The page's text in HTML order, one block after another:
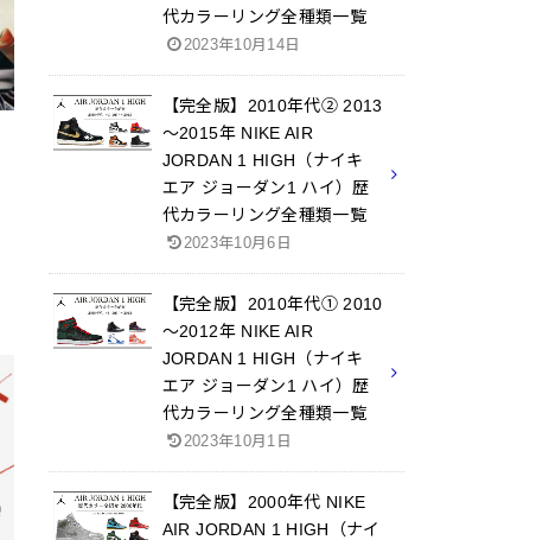
代カラーリング全種類一覧
2023年10月14日
【完全版】2010年代② 2013
～2015年 NIKE AIR
JORDAN 1 HIGH（ナイキ
エア ジョーダン1 ハイ）歴
代カラーリング全種類一覧
2023年10月6日
【完全版】2010年代① 2010
～2012年 NIKE AIR
JORDAN 1 HIGH（ナイキ
エア ジョーダン1 ハイ）歴
代カラーリング全種類一覧
2023年10月1日
【完全版】2000年代 NIKE
AIR JORDAN 1 HIGH（ナイ